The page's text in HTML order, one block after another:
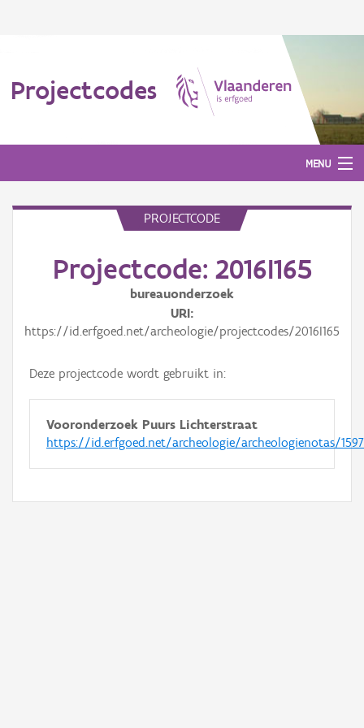
Projectcodes
MENU
PROJECTCODE
Projectcode: 2016I165
bureauonderzoek
URI
https://id.erfgoed.net/archeologie/projectcodes/2016I165
Deze projectcode wordt gebruikt in:
Vooronderzoek Puurs Lichterstraat
https://id.erfgoed.net/archeologie/archeologienotas/1597